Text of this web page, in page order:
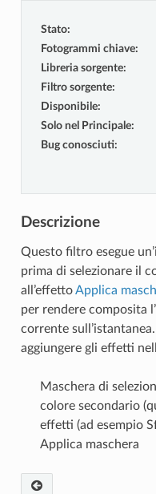
Stato:
Fotogrammi chiave:
Libreria sorgente:
Filtro sorgente:
Disponibile:
Solo nel Principale:
Bug conosciuti:
Descrizione
Questo filtro esegue
prima di selezionare il
all’effettoApplica
per rendere composita
corrente
aggiungere gli effetti
Maschera di
colore secondario
effetti (ad esempio
Applica maschera